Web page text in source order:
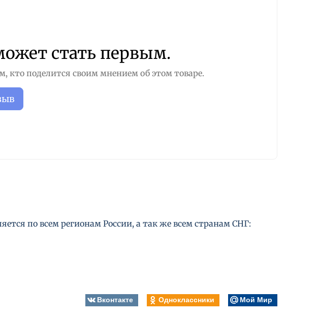
стать первым.
кто поделится своим мнением об этом товаре.
по всем регионам России, а так же всем странам СНГ:
Вконтакте Одноклассники Мой Мир